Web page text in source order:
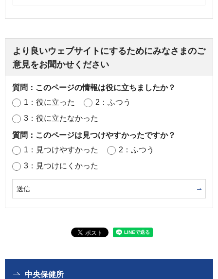
より良いウェブサイトにするためにみなさまのご
意見をお聞かせください
質問：このページの情報は役に立ちましたか？
1：役に立った
2：ふつう
3：役に立たなかった
質問：このページは見つけやすかったですか？
1：見つけやすかった
2：ふつう
3：見つけにくかった
中央保健所